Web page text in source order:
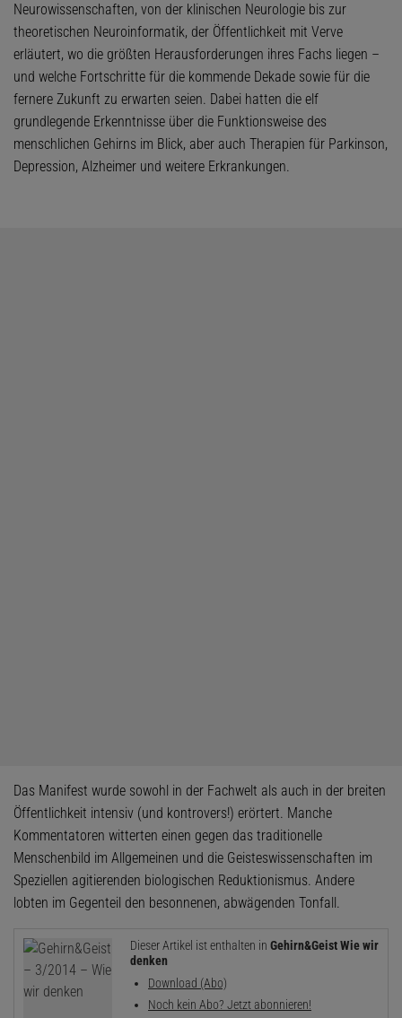
Neurowissenschaften, von der klinischen Neurologie bis zur
theoretischen ­Neuroinformatik, der Öffentlichkeit mit Verve
erläutert, wo die größten Herausforderungen ihres Fachs liegen –
und welche Fortschritte für die kommende Dekade sowie für die
fernere ­Zukunft zu erwarten seien. Dabei hatten die elf
grundlegende Erkenntnisse über die Funktionsweise des
menschlichen Gehirns im Blick, aber auch Therapien für Parkinson,
Depression, Alzheimer und weitere Erkrankungen.
Das Manifest wurde sowohl in der Fachwelt als auch in der breiten
Öffentlichkeit intensiv (und kontrovers!) erörtert. Manche
Kommentatoren witterten einen gegen das traditionelle
Menschenbild im Allgemeinen und die Geisteswissenschaften im
Speziellen agitierenden biologischen Reduktionismus. Andere
lobten im ­Gegenteil den besonnenen, abwägenden Tonfall.
Dieser Artikel ist enthalten in Gehirn&Geist Wie wir
denken
Download (Abo)
Noch kein Abo? Jetzt abonnieren!